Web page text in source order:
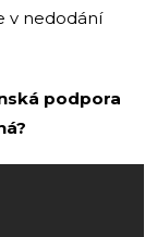
v nedodání
podpora